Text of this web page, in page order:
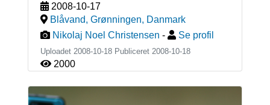
2008-10-17
Blåvand, Grønningen, Danmark
Nikolaj Noel Christensen - Se profil
Uploadet 2008-10-18 Publiceret 2008-10-18
2000